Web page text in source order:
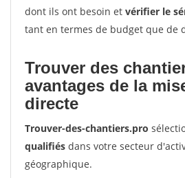
dont ils ont besoin et vérifier le
tant en termes de budget que de
Trouver des
avantages de la
directe
Trouver-des-chantiers.pro
qualifiés dans votre secteur
géographique.